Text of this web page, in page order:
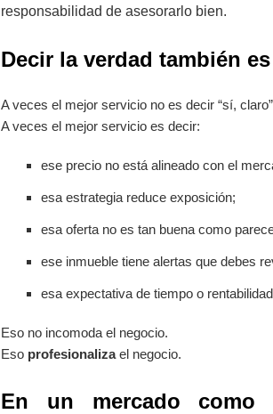
responsabilidad de asesorarlo bien.
Decir la verdad también
A veces el mejor servicio no es decir “sí,
A veces el mejor servicio es decir:
ese precio no está alineado con el
esa estrategia reduce exposición;
esa oferta no es tan buena como
ese inmueble tiene alertas que debes
esa expectativa de tiempo o
Eso no incomoda el negocio.
Eso profesionalizael negocio.
En un mercado como